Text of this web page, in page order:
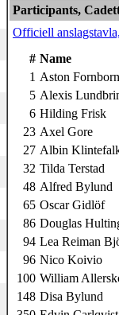
Participants,
Officiell
# Name
1 Aston Fornborn
5 Alexis
6 Hilding Frisk
23 Axel Gore
27 Albin
32 Tilda Terstad
48 Alfred Bylund
65 Oscar Gidlöf
86 Douglas
94 Lea Reiman
96 Nico Koivio
100 William
148 Disa Bylund